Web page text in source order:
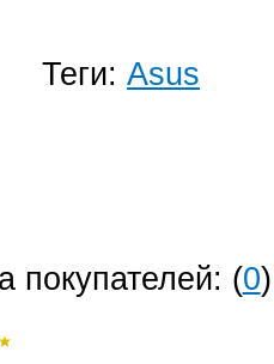
Теги: Asus
покупателей: (0)